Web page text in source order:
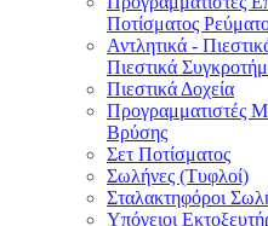
Ποτίσματος
Αντλητικά -
Πιεστικά
Πιεστικά Δοχεία
Προγραμματιστές
Βρύσης
Σετ Ποτίσματος
Σωλήνες (Τυφλοί)
Σταλακτηφόροι
Υπόγειοι